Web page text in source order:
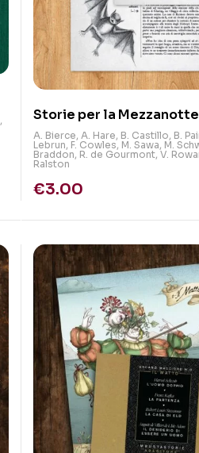
,
Storie per la Mezzanotte
A. Bierce, A. Hare, B. Castillo, B.
Lebrun, F. Cowles, M. Sawa, M.
Braddon, R. de Gourmont, V.
Ralston
€3.00